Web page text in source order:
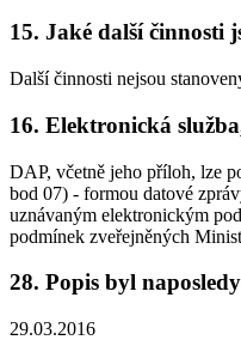
15. Jaké další činnosti
Další činnosti nejsou
16. Elektronická
DAP, včetně jeho příloh, lze
bod 07) - formou datové
uznávaným elektronickým
podmínek zveřejněných
28. Popis byl
29.03.2016